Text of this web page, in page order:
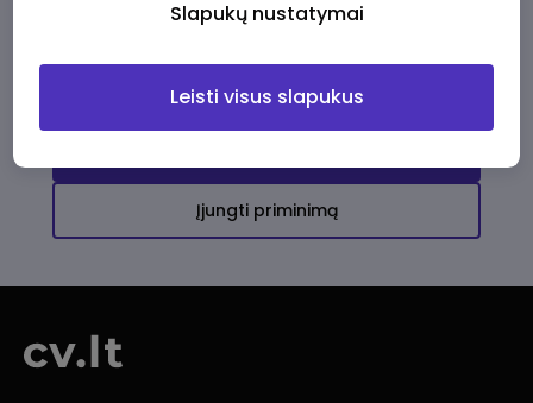
darbo pasiūlymų
Įjungti priminimą
Slapukų nustatymai
Leisti visus slapukus